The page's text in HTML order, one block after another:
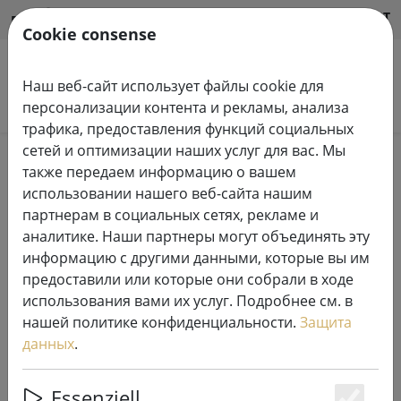
RU HILFE & SUPPORT
Поиск продуктов
Home Свечи светодиодные
Deluxe Homeart LED свеча из
натурального воска с
дистанционным управлением
5x15 см белая
Cookie consense
Наш веб-сайт использует файлы cookie для
персонализации контента и рекламы, анализа
трафика, предоставления функций социальных
сетей и оптимизации наших услуг для вас. Мы
также передаем информацию о вашем
использовании нашего веб-сайта нашим
партнерам в социальных сетях, рекламе и
аналитике. Наши партнеры могут объединять эту
информацию с другими данными, которые вы им
предоставили или которые они собрали в ходе
использования вами их услуг. Подробнее см. в
нашей политике конфиденциальности. Защита
данных.